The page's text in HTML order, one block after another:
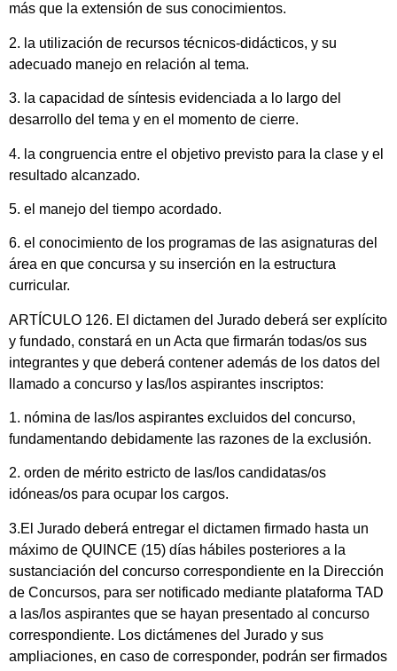
más que la extensión de sus conocimientos.
2. la utilización de recursos técnicos-didácticos, y su
adecuado manejo en relación al tema.
3. la capacidad de síntesis evidenciada a lo largo del
desarrollo del tema y en el momento de cierre.
4. la congruencia entre el objetivo previsto para la clase y el
resultado alcanzado.
5. el manejo del tiempo acordado.
6. el conocimiento de los programas de las asignaturas del
área en que concursa y su inserción en la estructura
curricular.
ARTÍCULO 126. El dictamen del Jurado deberá ser explícito
y fundado, constará en un Acta que firmarán todas/os sus
integrantes y que deberá contener además de los datos del
llamado a concurso y las/los aspirantes inscriptos:
1. nómina de las/los aspirantes excluidos del concurso,
fundamentando debidamente las razones de la exclusión.
2. orden de mérito estricto de las/los candidatas/os
idóneas/os para ocupar los cargos.
3.El Jurado deberá entregar el dictamen firmado hasta un
máximo de QUINCE (15) días hábiles posteriores a la
sustanciación del concurso correspondiente en la Dirección
de Concursos, para ser notificado mediante plataforma TAD
a las/los aspirantes que se hayan presentado al concurso
correspondiente. Los dictámenes del Jurado y sus
ampliaciones, en caso de corresponder, podrán ser firmados